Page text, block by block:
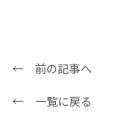
← 前の記事へ
← 一覧に戻る